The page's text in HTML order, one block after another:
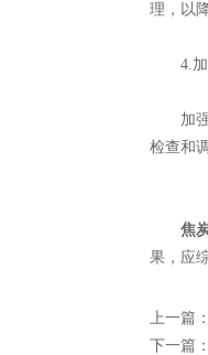
理，以
4.加
加强
检查和
焦
果，应
上一篇
下一篇